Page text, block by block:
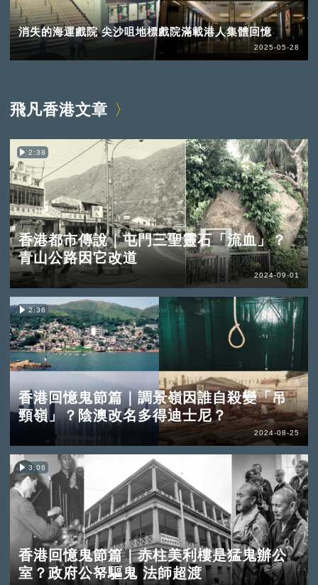
消失的海運戲院 尖沙咀地標戲院滿載港人集體回憶
2025-05-28
飛凡香港文章
2:38
香港都市傳說｜屯門三聖靈石「流血」？
青山公路因它改道
2024-09-01
2:36
香港回憶鬼節篇｜調景嶺因誰自殺變「吊
頸嶺」？陰澳改名多得迪士尼？
2024-08-25
3:06
香港回憶鬼節篇｜赤柱美利樓是猛鬼辦公
室？政府公帑驅鬼 法師超渡